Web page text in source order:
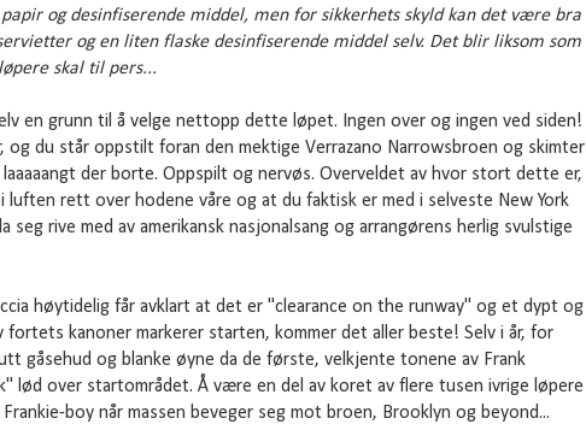
og desinfiserende middel, men for sikkerhets skyld kan det være bra
og en liten flaske desinfiserende middel selv. Det blir liksom som
skal til pers...
en grunn til å velge nettopp dette løpet. Ingen over og ingen ved siden!
du står oppstilt foran den mektige Verrazano Narrowsbroen og skimter
der borte. Oppspilt og nervøs. Overveldet av hvor stort dette er,
luften rett over hodene våre og at du faktisk er med i selveste New York
rive med av amerikansk nasjonalsang og arrangørens herlig svulstige
høytidelig får avklart at det er "clearance on the runway" og et dypt og
fortets kanoner markerer starten, kommer det aller beste! Selv i år, for
gåsehud og blanke øyne da de første, velkjente tonene av Frank
lød over startområdet. Å være en del av koret av flere tusen ivrige løpere
boy når massen beveger seg mot broen, Brooklyn og beyond...